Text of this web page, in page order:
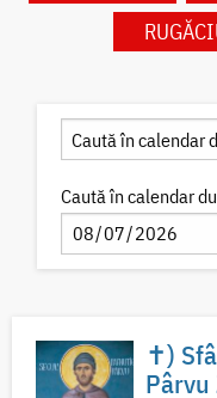
Caută în calendar
✝)